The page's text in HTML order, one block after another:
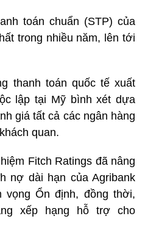
toán chuẩn (STP) của
trong nhiều năm, lên tới
thanh toán quốc tế xuất
lập tại Mỹ bình xét dựa
giá tất cả các ngân hàng
quan.
Fitch Ratings đã nâng
nợ dài hạn của Agribank
Ổn định, đồng thời,
xếp hạng hỗ trợ cho